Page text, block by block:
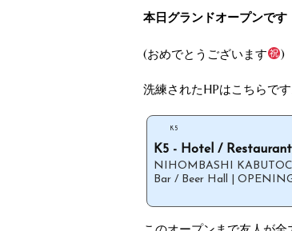
本日グランドオープンです
(おめでとうございます )
洗練されたHPはこちらです
K5
K5 - Hotel /
NIHOMBASHI
Bar / Beer Hall |